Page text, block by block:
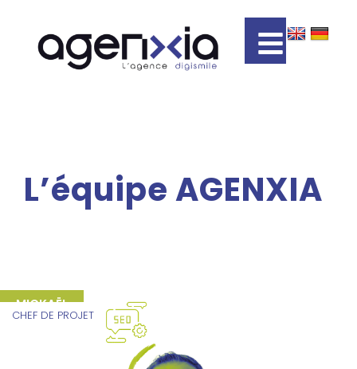
L’équipe AGENXIA
MICKAËL
CHEF DE PROJET